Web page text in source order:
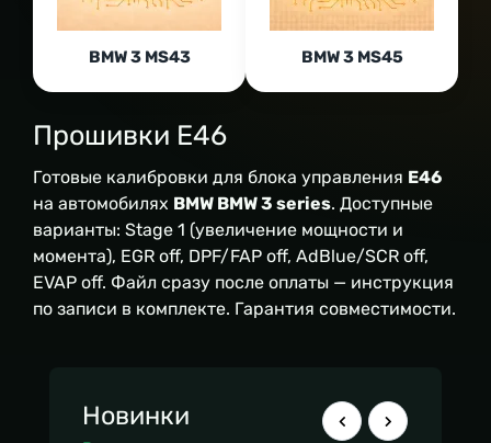
BMW 3 MS43 BMW 3 MS45
Прошивки E46
Готовые калибровки для блока управления E46
на автомобилях BMW BMW 3 series. Доступные
варианты: Stage 1 (увеличение мощности и
момента), EGR off, DPF/FAP off, AdBlue/SCR off,
EVAP off. Файл сразу после оплаты — инструкция
по записи в комплекте. Гарантия совместимости.
Новинки